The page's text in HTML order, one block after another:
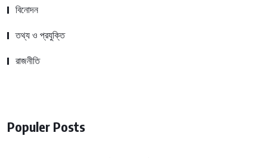
বিনোদন
তথ্য ও প্রযুক্তি
রাজনীতি
Populer Posts